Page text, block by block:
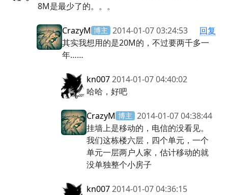
8M是最少了的。。。
CrazyM 博主 2014-01-07 03:24:53
回复
其实我想用的是20M的，不过要两千多一
年……
kn0072014-01-07 04:40:02
哈哈，好吧
CrazyM 博主 2014-01-07 04:38:44
挂墙上是移动的，电信的没看见。
我们这栋楼六层，四个单元，一个
单元一层两户人家，估计移动的就
没单独整个小房子
kn0072014-01-07 04:36:15